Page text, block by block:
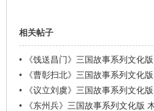
相关帖子
•
《饯送昌门》三国故事系列文化
•
《曹彰扫北》三国故事系列文化
•
《议立刘虞》三国故事系列文化
•
《东州兵》三国故事系列文化版